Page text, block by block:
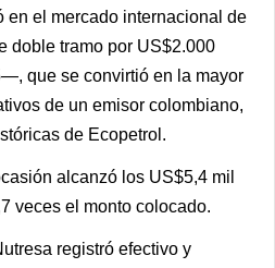
en el mercado internacional de
doble tramo por US$2.000
que se convirtió en la mayor
de un emisor colombiano,
de Ecopetrol.
alcanzó los US$5,4 mil
veces el monto colocado.
registró efectivo y